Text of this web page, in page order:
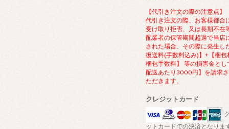
【代引き注文の際の注意点】
代引き注文の際、お客様都合
受け取り拒否、又は長期不在
配業者の保管期間超過で当店
された場合、その際に発生し
復送料(手数料込み)】+【梱包
梱包手数料】 等の損害金とし
配送あたり3000円】を請求
ただきます。
クレジットカード
ットカードでの決済となりま